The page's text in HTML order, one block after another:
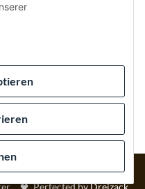
USt., inkl.Versand
Perfected byDreizack